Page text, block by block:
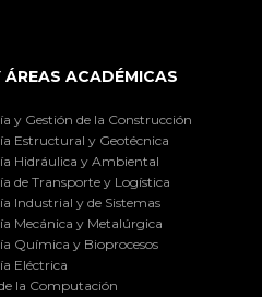
ACADÉMICAS
y Gestión de la Construcción
Estructural y Geotécnica
Hidráulica y Ambiental
de Transporte y Logística
Industrial y de Sistemas
Mecánica y Metalúrgica
Química y Bioprocesos
Eléctrica
la Computación